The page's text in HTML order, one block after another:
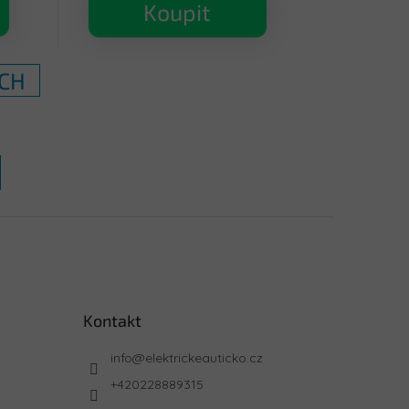
Koupit
Kontakt
info@elektrickeauticko.cz
+420228889315